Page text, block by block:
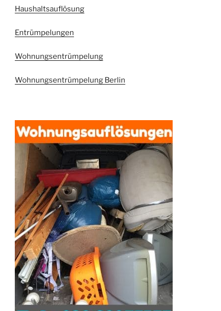
Haushaltsauflösung
Entrümpelungen
Wohnungsentrümpelung
Wohnungsentrümpelung Berlin